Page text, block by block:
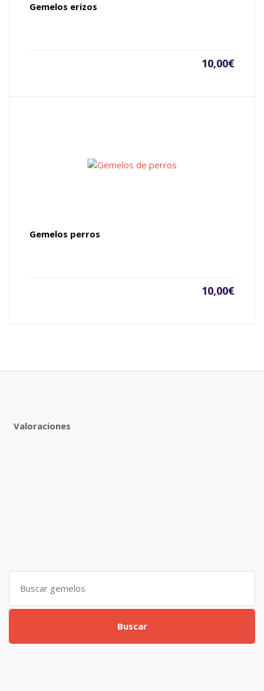
Gemelos erizos
10,00€
Gemelos perros
10,00€
Valoraciones
Search
for:
Buscar